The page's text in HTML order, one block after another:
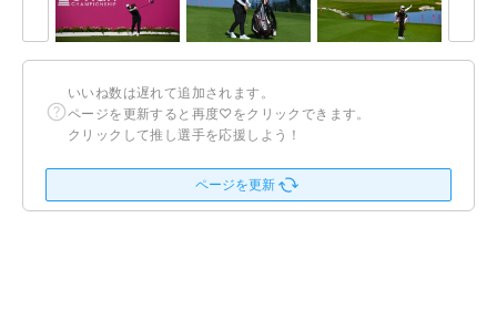
いいね数は遅れて追加されます。
ページを更新すると再度♡をクリックできます。
クリックして推し選手を応援しよう！
ページを更新